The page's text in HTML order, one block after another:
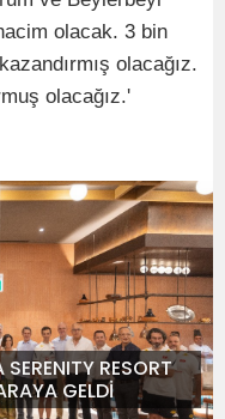
olacak. 3 bin
olacağız.
olacağız.'
RESORT
GELDİ